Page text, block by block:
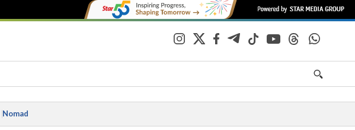
Nomad